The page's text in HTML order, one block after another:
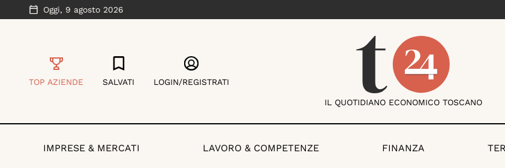
Oggi, 9 agosto 2026
TOP AZIENDE SALVATI LOGIN/REGISTRATI
IL QUOTIDIANO ECONOMICO TOSCANO
IMPRESE & MERCATI LAVORO & COMPETENZE FINANZA